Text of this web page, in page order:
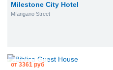
Milestone City Hotel
Mfangano Street
от 3361 руб